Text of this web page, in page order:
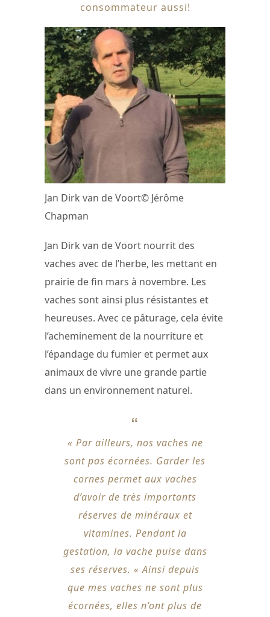
consommateur aussi!
Jan Dirk van de Voort© Jérôme
Chapman
Jan Dirk van de Voort nourrit des
vaches avec de l’herbe, les mettant en
prairie de fin mars à novembre. Les
vaches sont ainsi plus résistantes et
heureuses. Avec ce pâturage, cela évite
l’acheminement de la nourriture et
l’épandage du fumier et permet aux
animaux de vivre une grande partie
dans un environnement naturel.
« Par ailleurs, nos vaches ne
sont pas écornées. Garder les
cornes permet aux vaches
d’avoir de très importants
réserves de minéraux et
vitamines. Pendant la
gestation, la vache puise dans
ses réserves. « Ainsi depuis
que mes vaches ne sont plus
écornées, elles n’ont plus de